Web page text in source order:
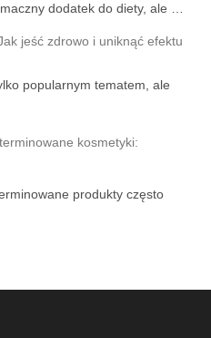
dodatek do diety, ale …
jeść zdrowo i uniknąć efektu
popularnym tematem, ale
kosmetyki:
produkty często